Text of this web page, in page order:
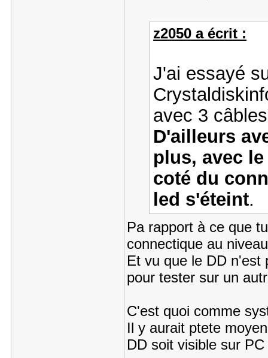
z2050 a écrit :
J'ai essayé
avec 3
D'ailleurs
plus, avec
coté du
led s'éteint.
Pa rapport à ce que
connectique au
Et vu que le DD n'est
pour tester sur un
C'est quoi comme
Il y aurait ptete
DD soit visible sur